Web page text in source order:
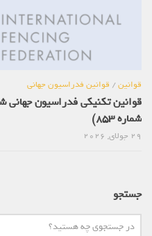
قوانین/ قوانین فدراسیون جهانی
شماره 853)
29 جولای, 2026
جستجو